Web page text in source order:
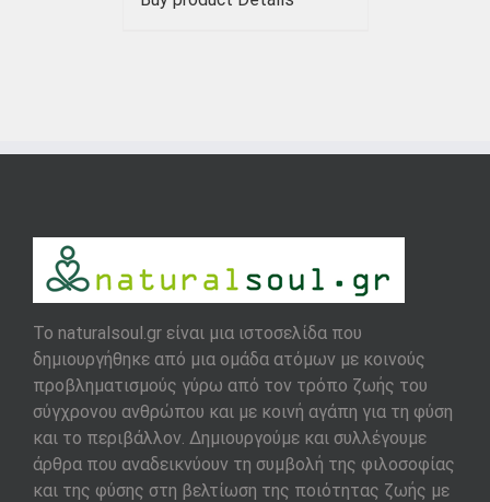
To naturalsoul.gr είναι μια ιστοσελίδα που
δημιουργήθηκε από μια ομάδα ατόμων με κοινούς
προβληματισμούς γύρω από τον τρόπο ζωής του
σύγχρονου ανθρώπου και με κοινή αγάπη για τη φύση
και το περιβάλλον. Δημιουργούμε και συλλέγουμε
άρθρα που αναδεικνύουν τη συμβολή της φιλοσοφίας
και της φύσης στη βελτίωση της ποιότητας ζωής με